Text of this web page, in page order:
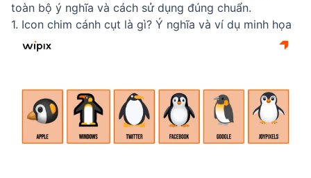
toàn bộ ý nghĩa và cách sử dụng đúng chuẩn.
1. Icon chim cánh cụt là gì? Ý nghĩa và ví dụ minh họa